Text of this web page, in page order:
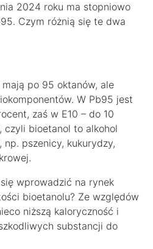
2024 roku ma stopniowo
Czym różnią się te dwa
po 95 oktanów, ale
W Pb95 jest
zaś w E10 – do 10
czyli bioetanol to alkohol
pszenicy, kukurydzy,
wprowadzić na rynek
bioetanolu? Ze względów
niższą kaloryczność i
substancji do